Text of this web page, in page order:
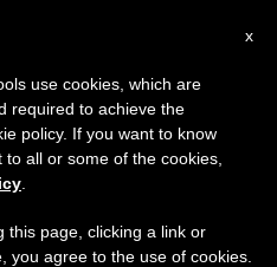
‘XIX
General De
×
haremos la pausa
el periodo de verano
y también el
x
use cookies, which are
required to achieve the
policy. If you want to know
all or some of the cookies,
this page, clicking a link or
you agree to the use of cookies.